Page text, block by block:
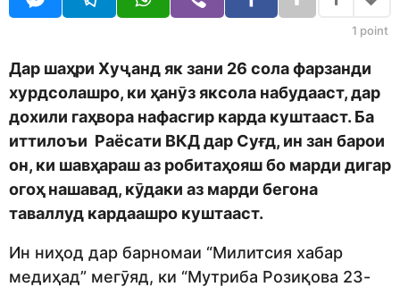
e
t
o
r
1 point
Дар шаҳри Хуҷанд як зани 26 сола фарзанди
хурдсолашро, ки ҳанӯз яксола набудааст, дар
дохили гаҳвора нафасгир карда куштааст. Ба
иттилоъи Раёсати ВКД дар Суғд, ин зан барои
он, ки шавҳараш аз робитаҳояш бо марди дигар
огоҳ нашавад, кӯдаки аз марди бегона
таваллуд кардаашро куштааст.
Ин ниҳод дар барномаи “Милитсия хабар
медиҳад” мегӯяд, ки “Мутриба Розиқова 23-